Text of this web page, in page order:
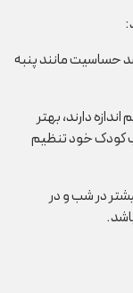
حساسیت مانند پنبه
دارند، بهتر
کودک خود تنظیم
در شب و در